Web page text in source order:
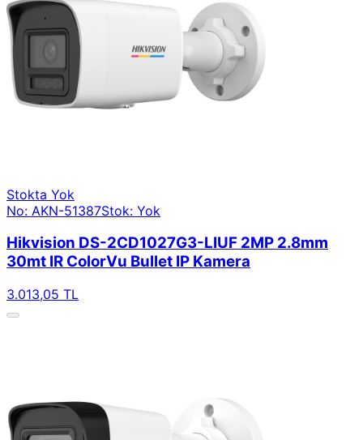
Stokta Yok
No: AKN-51387Stok: Yok
Hikvision DS-2CD1027G3-LIUF 2MP 2.8mm
30mt IR ColorVu Bullet IP Kamera
3.013,05 TL